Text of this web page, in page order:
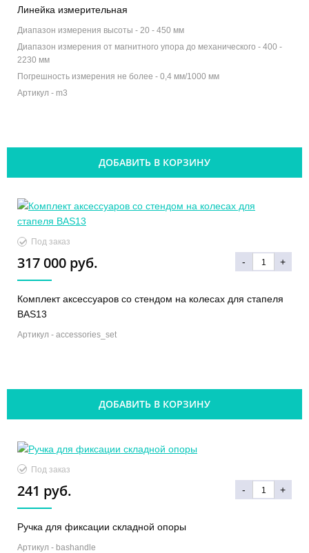
Линейка измерительная
Диапазон измерения высоты - 20 - 450 мм
Диапазон измерения от магнитного упора до механического - 400 -
2230 мм
Погрешность измерения не более - 0,4 мм/1000 мм
Артикул - m3
ДОБАВИТЬ В КОРЗИНУ
Под заказ
317 000 руб. - +
Комплект аксессуаров со стендом на колесах для стапеля
BAS13
Артикул - accessories_set
ДОБАВИТЬ В КОРЗИНУ
Под заказ
241 руб. - +
Ручка для фиксации складной опоры
Артикул - bashandle